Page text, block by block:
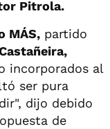
Pitrola.
MÁS, partido
incorporados al
ser pura
dijo debido
de